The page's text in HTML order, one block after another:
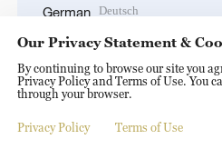
German Deutsch
Greek Ελληνικά
Hausa Hausa
Hindi
हिन्दी
Our Privacy Statement &
By continuing to browse our site you
Privacy Policy and Terms of Use. You
through your browser.
Privacy Policy Terms of Use